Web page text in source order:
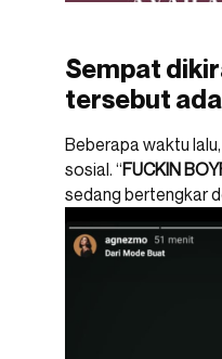
Sempat
tersebut
Beberapa waktu lalu,
sosial. “FUCKIN
sedang bertengkar